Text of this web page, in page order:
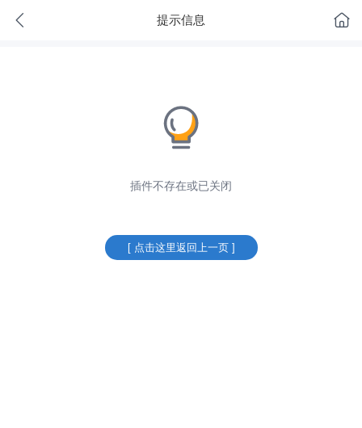
提示信息
插件不存在或已关闭
[ 点击这里返回上一页 ]